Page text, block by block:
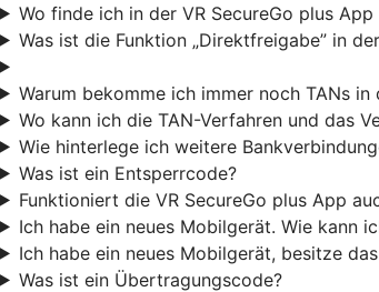
Wo finde ich in der VR SecureGo plus
Was ist die Funktion „Direktfreigabe” in
Warum bekomme ich immer noch TANs in
Wo kann ich die TAN-Verfahren und das
Wie hinterlege ich weitere
Was ist ein Entsperrcode?
Funktioniert die VR SecureGo plus App
Ich habe ein neues Mobilgerät. Wie kann
Ich habe ein neues Mobilgerät, besitze
Was ist ein Übertragungscode?